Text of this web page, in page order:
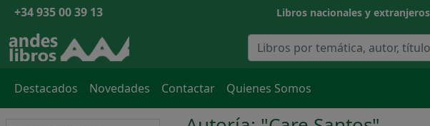
+34 935 00 39 13 Libros nacionales y
Destacados Novedades Contactar Quienes Somos